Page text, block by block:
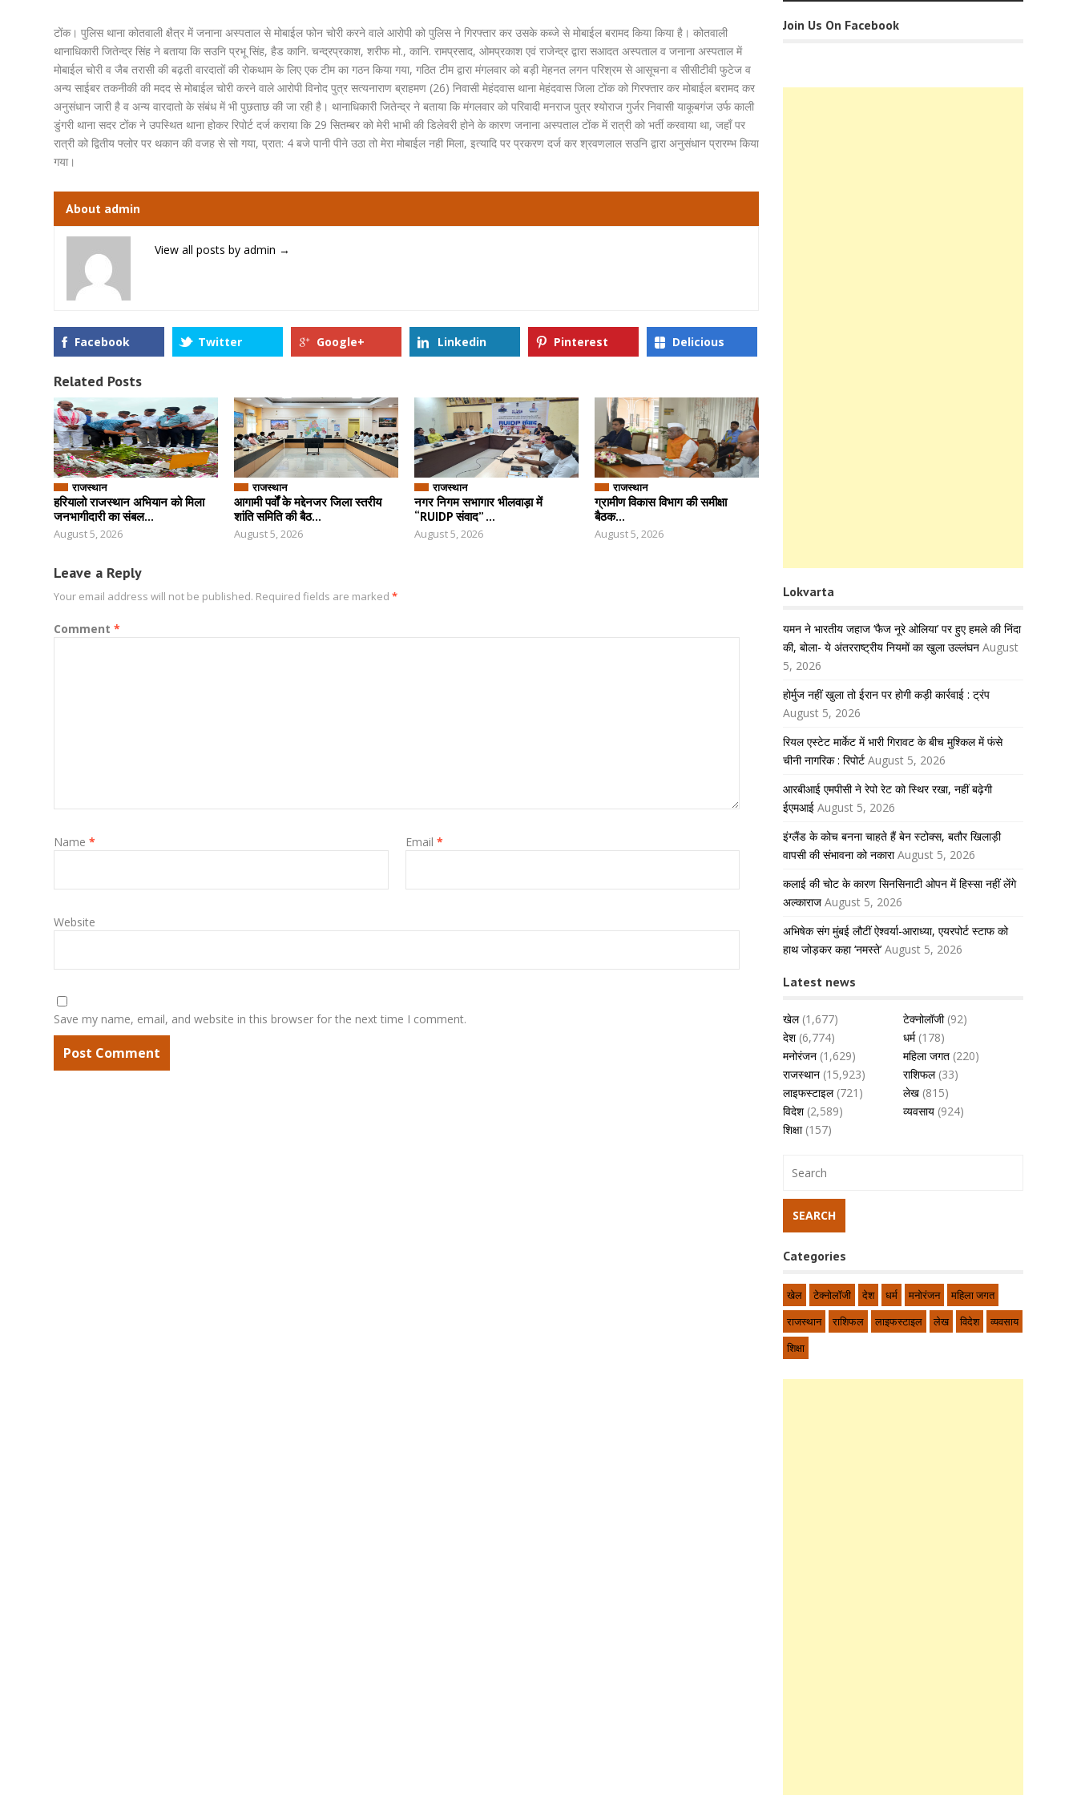
टोंक। पुलिस थाना कोतवाली क्षैत्र में जनाना अस्पताल से मोबाईल फोन चोरी करने वाले आरोपी को पुलिस ने गिरफ्तार कर उसके कब्जे से मोबाईल बरामद किया किया है। कोतवाली
थानाधिकारी जितेन्द्र सिंह ने बताया कि सउनि प्रभू सिंह, हैड कानि. चन्द्रप्रकाश, शरीफ मो., कानि. रामप्रसाद, ओमप्रकाश एवं राजेन्द्र द्वारा सआदत अस्पताल व जनाना अस्पताल में
मोबाईल चोरी व जैब तरासी की बढ़ती वारदातों की रोकथाम के लिए एक टीम का गठन किया गया, गठित टीम द्वारा मंगलवार को बड़ी मेहनत लगन परिश्रम से आसूचना व सीसीटीवी फुटेज व
अन्य साईबर तकनीकी की मदद से मोबाईल चोरी करने वाले आरोपी विनोद पुत्र सत्यनाराण ब्राहमण (26) निवासी मेहंदवास थाना मेहंदवास जिला टोंक को गिरफ्तार कर मोबाईल बरामद कर
अनुसंधान जारी है व अन्य वारदातो के संबंध में भी पुछताछ की जा रही है। थानाधिकारी जितेन्द्र ने बताया कि मंगलवार को परिवादी मनराज पुत्र श्योराज गुर्जर निवासी याकूबगंज उर्फ काली
डुंगरी थाना सदर टोंक ने उपस्थित थाना होकर रिपोर्ट दर्ज कराया कि 29 सितम्बर को मेरी भाभी की डिलेवरी होने के कारण जनाना अस्पताल टोंक में रात्री को भर्ती करवाया था, जहाँ पर
रात्री को द्वितीय फ्लोर पर थकान की वजह से सो गया, प्रात: 4 बजे पानी पीने उठा तो मेरा मोबाईल नही मिला, इत्यादि पर प्रकरण दर्ज कर श्रवणलाल सउनि द्वारा अनुसंधान प्रारम्भ किया
गया।
About admin
View all posts by admin →
Facebook Twitter Google+ Linkedin Pinterest Delicious
Related Posts
राजस्थान
हरियालो राजस्थान अभियान को मिला
जनभागीदारी का संबल...
August 5, 2026
राजस्थान
आगामी पर्वों के मद्देनजर जिला स्तरीय
शांति समिति की बैठ...
August 5, 2026
राजस्थान
नगर निगम सभागार भीलवाड़ा में
“RUIDP संवाद” ...
August 5, 2026
राजस्थान
ग्रामीण विकास विभाग की समीक्षा
बैठक...
August 5, 2026
Leave a Reply
Your email address will not be published. Required fields are marked *
Comment *
Name * Email *
Website
Save my name, email, and website in this browser for the next time I comment.
Join Us On Facebook
Lokvarta
यमन ने भारतीय जहाज ‘फैज नूरे ओलिया’ पर हुए हमले की निंदा
की, बोला- ये अंतरराष्ट्रीय नियमों का खुला उल्लंघन August
5, 2026
होर्मुज नहीं खुला तो ईरान पर होगी कड़ी कार्रवाई : ट्रंप
August 5, 2026
रियल एस्टेट मार्केट में भारी गिरावट के बीच मुश्किल में फंसे
चीनी नागरिक : रिपोर्ट August 5, 2026
आरबीआई एमपीसी ने रेपो रेट को स्थिर रखा, नहीं बढ़ेगी
ईएमआई August 5, 2026
इंग्लैंड के कोच बनना चाहते हैं बेन स्टोक्स, बतौर खिलाड़ी
वापसी की संभावना को नकारा August 5, 2026
कलाई की चोट के कारण सिनसिनाटी ओपन में हिस्सा नहीं लेंगे
अल्काराज August 5, 2026
अभिषेक संग मुंबई लौटीं ऐश्वर्या-आराध्या, एयरपोर्ट स्टाफ को
हाथ जोड़कर कहा ‘नमस्ते’ August 5, 2026
Latest news
खेल(1,677) टेक्नोलॉजी(92)
देश(6,774) धर्म(178)
मनोरंजन (1,629) महिला जगत (220)
राजस्थान (15,923) राशिफल(33)
लाइफस्टाइल(721) लेख (815)
विदेश(2,589) व्यवसाय (924)
शिक्षा(157)
Categories
खेल टेक्नोलॉजी देश धर्म मनोरंजन
महिला जगत
राजस्थान
राशिफल लाइफस्टाइल लेख विदेश
व्यवसाय
शिक्षा